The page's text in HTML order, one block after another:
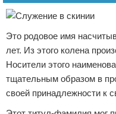
Это родовое имя
лет. Из этого колена
Носители этого
тщательным образом в
своей принадлежности к